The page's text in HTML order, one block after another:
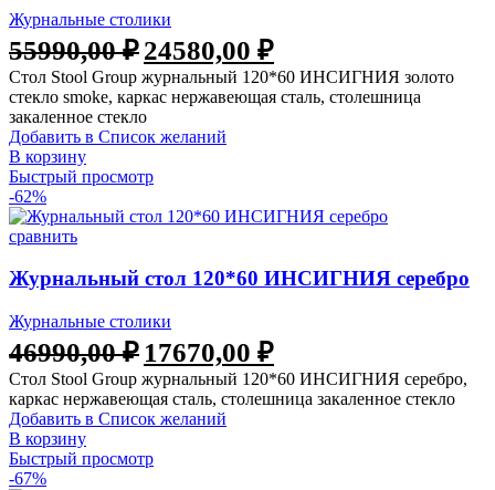
Журнальные столики
55990,00₽24580,00 ₽
Стол Stool Group журнальный 120*60 ИНСИГНИЯ золото
стекло smoke, каркас нержавеющая сталь, столешница
закаленное стекло
Добавить в Список желаний
В корзину
Быстрый просмотр
-62%
сравнить
Журнальный стол 120*60 ИНСИГНИЯ серебро
Журнальные столики
46990,00₽ 17670,00 ₽
Стол Stool Group журнальный 120*60 ИНСИГНИЯ серебро,
каркас нержавеющая сталь, столешница закаленное стекло
Добавить в Список желаний
В корзину
Быстрый просмотр
-67%